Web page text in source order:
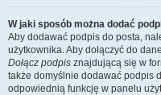
W jaki sposób można dodać
Aby dodawać podpis do posta,
użytkownika. Aby dołączyć do
Dołącz podpis znajdującą się w
także domyślnie dodawać podpis
odpowiednią funkcję w panelu